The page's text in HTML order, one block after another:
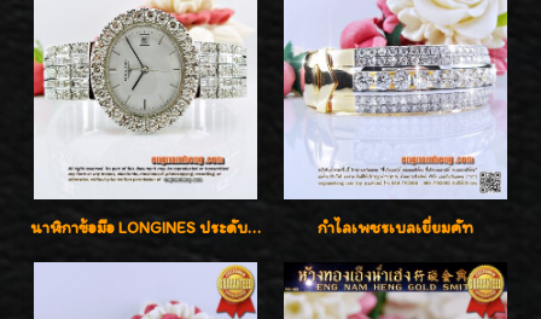
นาฬิกาข้อมือ LONGINES ประดับเพชร 5.20 กะรัต ใส่เล่น ใส่ออกงานหรูหราไฮโซค่ะ กำไลเพชรเบลเยี่ยมคัท